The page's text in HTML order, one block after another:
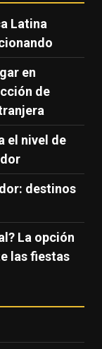
Latina
en
de
el nivel de
destinos
La opción
las fiestas